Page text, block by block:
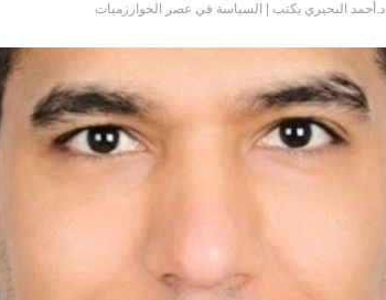
د.أحمد البحيري يكتب | السياسة في عصر الخوارزميات